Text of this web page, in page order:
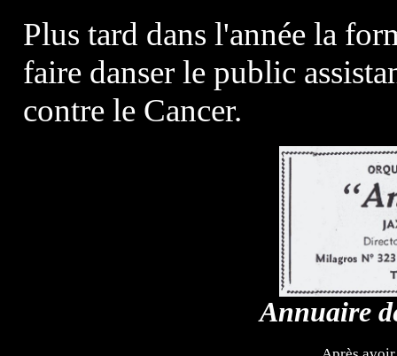
Plus tard dans l'année la
faire danser le public
contre le Cancer.
Annuaire